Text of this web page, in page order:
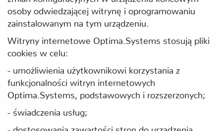
osoby odwiedzającej witrynę i oprogramowaniu
zainstalowanym na tym urządzeniu.
Witryny internetowe Optima.Systems stosują pliki
cookies w celu:
- umożliwienia użytkownikowi korzystania z
funkcjonalności witryn internetowych
Optima.Systems, podstawowych i rozszerzonych;
- świadczenia usług;
- dostosowania zawartości stron do urządzenia